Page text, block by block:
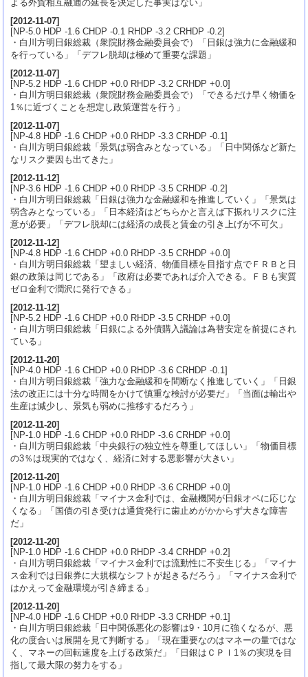
よる外貨相互融通の延長を決定した事実はない」
[2012-11-07]
[NP-5.0 HDP -1.6 CHDP -0.1 RHDP -3.2 CRHDP -0.2]
・白川方明日銀総裁（衆院財務金融委員会で）「日銀は強力に金融緩和
を行っている」「デフレ脱却は極めて重要な課題」
[2012-11-07]
[NP-5.2 HDP -1.6 CHDP +0.0 RHDP -3.2 CRHDP +0.0]
・白川方明日銀総裁（衆院財務金融委員会で）「できるだけ早く物価を
1％に近づくことを想定し政策運営を行う」
[2012-11-07]
[NP-4.8 HDP -1.6 CHDP +0.0 RHDP -3.3 CRHDP -0.1]
・白川方明日銀総裁「景気は弱含みとなっている」「日中関係など新た
なリスク要因も出てきた」
[2012-11-12]
[NP-3.6 HDP -1.6 CHDP +0.0 RHDP -3.5 CRHDP -0.2]
・白川方明日銀総裁「日銀は強力な金融緩和を推進していく」「景気は
弱含みとなっている」「日本経済はどちらかと言えば下振れリスクに注
意が必要」「デフレ脱却には経済の成長と賃金の引き上げが不可欠」
[2012-11-12]
[NP-4.8 HDP -1.6 CHDP +0.0 RHDP -3.5 CRHDP +0.0]
・白川方明日銀総裁「望ましい経済、物価目標を目指す点でＦＲＢと日
銀の政策は同じである」「政府は必要であれば介入できる。ＦＢも実質
ゼロ金利で潤沢に発行できる」
[2012-11-12]
[NP-5.2 HDP -1.6 CHDP +0.0 RHDP -3.5 CRHDP +0.0]
・白川方明日銀総裁「日銀による外債購入議論は為替安定を前提にされ
ている」
[2012-11-20]
[NP-4.0 HDP -1.6 CHDP +0.0 RHDP -3.6 CRHDP -0.1]
・白川方明日銀総裁「強力な金融緩和を間断なく推進していく」「日銀
法の改正には十分な時間をかけて慎重な検討が必要だ」「当面は輸出や
生産は減少し、景気も弱めに推移するだろう」
[2012-11-20]
[NP-1.0 HDP -1.6 CHDP +0.0 RHDP -3.6 CRHDP +0.0]
・白川方明日銀総裁「中央銀行の独立性を尊重してほしい」「物価目標
の3％は現実的ではなく、経済に対する悪影響が大きい」
[2012-11-20]
[NP-1.0 HDP -1.6 CHDP +0.0 RHDP -3.6 CRHDP +0.0]
・白川方明日銀総裁「マイナス金利では、金融機関が日銀オペに応じな
くなる」「国債の引き受けは通貨発行に歯止めがかからず大きな障害
だ」
[2012-11-20]
[NP-1.0 HDP -1.6 CHDP +0.0 RHDP -3.4 CRHDP +0.2]
・白川方明日銀総裁「マイナス金利では流動性に不安生じる」「マイナ
ス金利では日銀券に大規模なシフトが起きるだろう」「マイナス金利で
はかえって金融環境が引き締まる」
[2012-11-20]
[NP-4.0 HDP -1.6 CHDP +0.0 RHDP -3.3 CRHDP +0.1]
・白川方明日銀総裁「日中関係悪化の影響は9・10月に強くなるが、悪
化の度合いは展開を見て判断する」「現在重要なのはマネーの量ではな
く、マネーの回転速度を上げる政策だ」「日銀はＣＰＩ1％の実現を目
指して最大限の努力をする」